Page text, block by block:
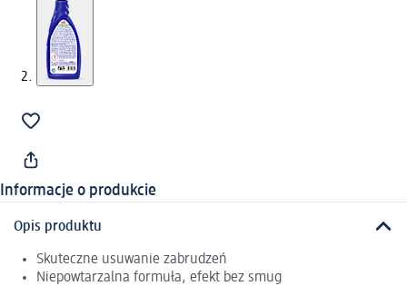
Informacje o produkcie
Opis produktu
Skuteczne usuwanie zabrudzeń
Niepowtarzalna formuła, efekt bez smug